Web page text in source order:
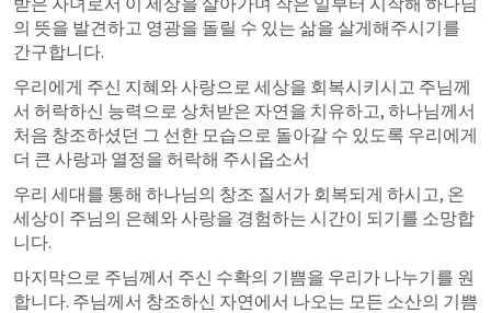
의 뜻을 발견하고 영광을 돌릴 수 있는 삶을 살게해주시기를
간구합니다.
우리에게 주신 지혜와 사랑으로 세상을 회복시키시고 주님께
서 허락하신 능력으로 상처받은 자연을 치유하고, 하나님께서
처음 창조하셨던 그 선한 모습으로 돌아갈 수 있도록 우리에게
더 큰 사랑과 열정을 허락해 주시옵소서
우리 세대를 통해 하나님의 창조 질서가 회복되게 하시고, 온
세상이 주님의 은혜와 사랑을 경험하는 시간이 되기를 소망합
니다.
마지막으로 주님께서 주신 수확의 기쁨을 우리가 나누기를 원
합니다. 주님께서 창조하신 자연에서 나오는 모든 소산의 기쁨